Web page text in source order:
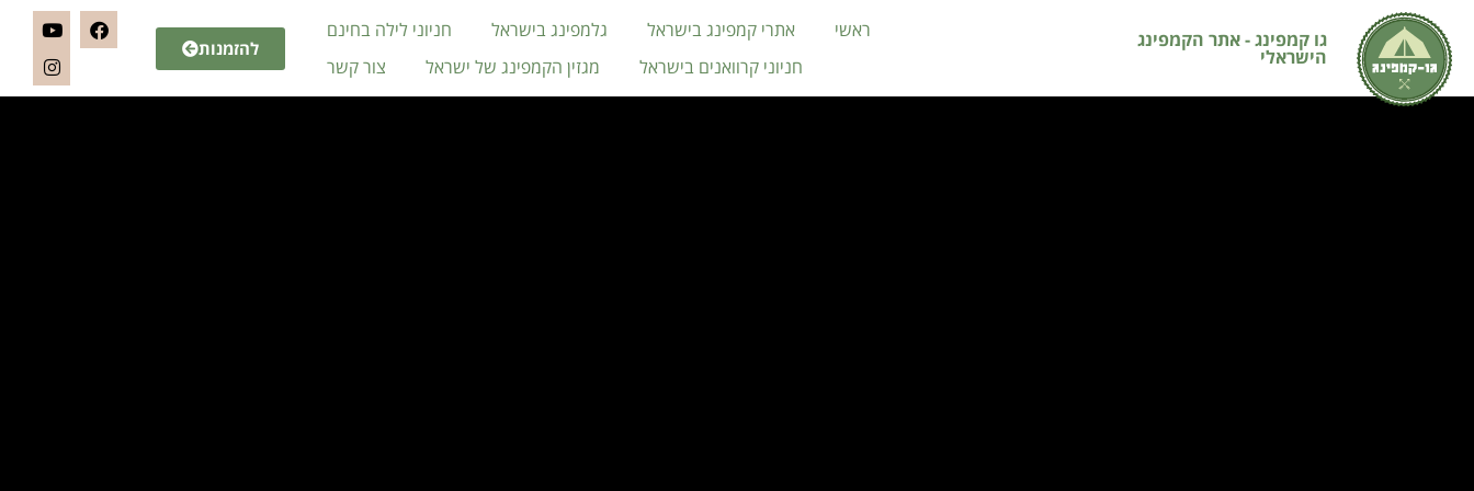
גו קמפינג - אתר הקמפינג
הישראלי
ראשי אתרי קמפינג בישראל גלמפינג בישראל
חניוני לילה בחינם
חניוני קרוואנים בישראל
מגזין הקמפינג של ישראל צור קשר
להזמנות